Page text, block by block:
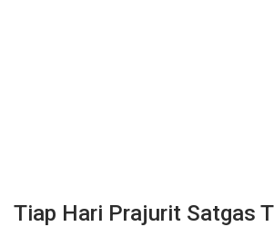
Tiap Hari Prajurit Satgas